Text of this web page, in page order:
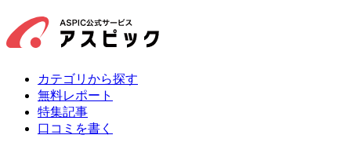
カテゴリから探す
無料レポート
特集記事
口コミを書く